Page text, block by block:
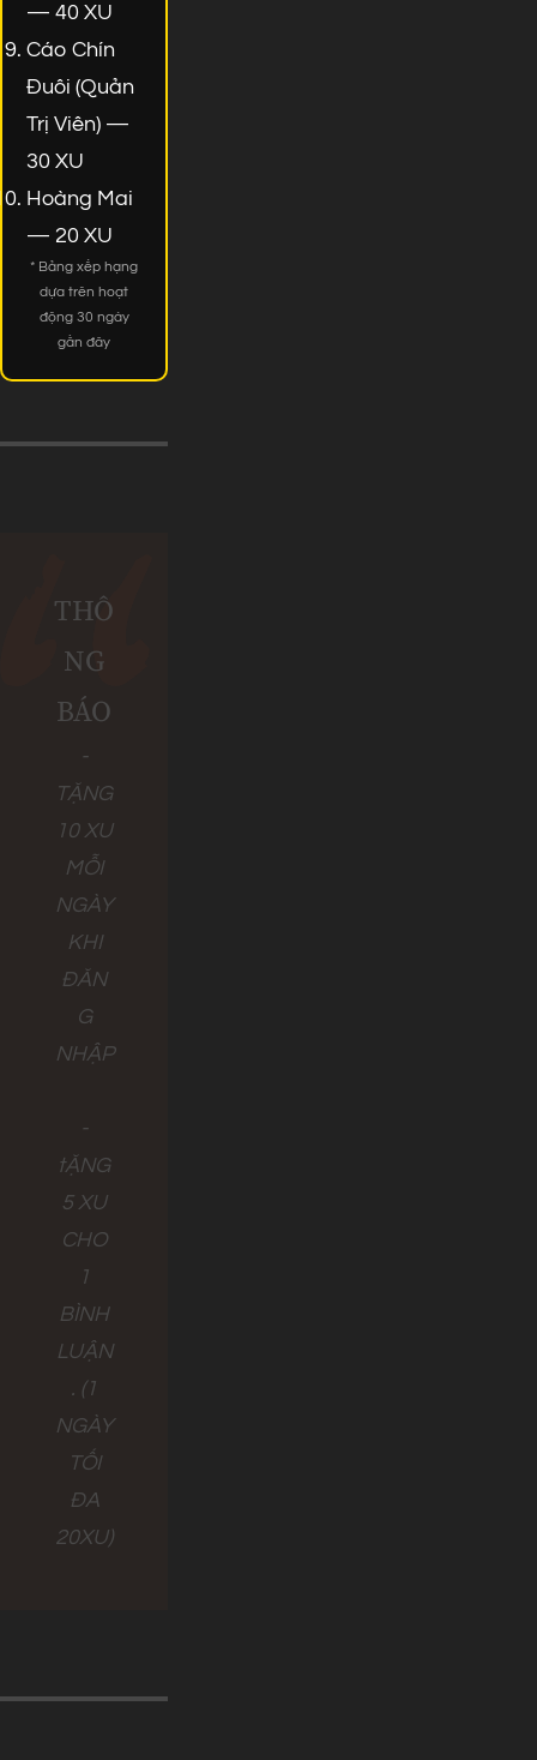
— 40 XU
Cáo Chín
Đuôi (Quản
Trị Viên) —
30 XU
Hoàng Mai
— 20 XU
* Bảng xếp hạng
dựa trên hoạt
động 30 ngày
gần đây
THÔ
NG
BÁO
-
TẶNG
10 XU
MỖI
NGÀY
KHI
ĐĂN
G
NHẬP
-
tẶNG
5 XU
CHO
1
BÌNH
LUẬN
. (1
NGÀY
TỐI
ĐA
20XU)